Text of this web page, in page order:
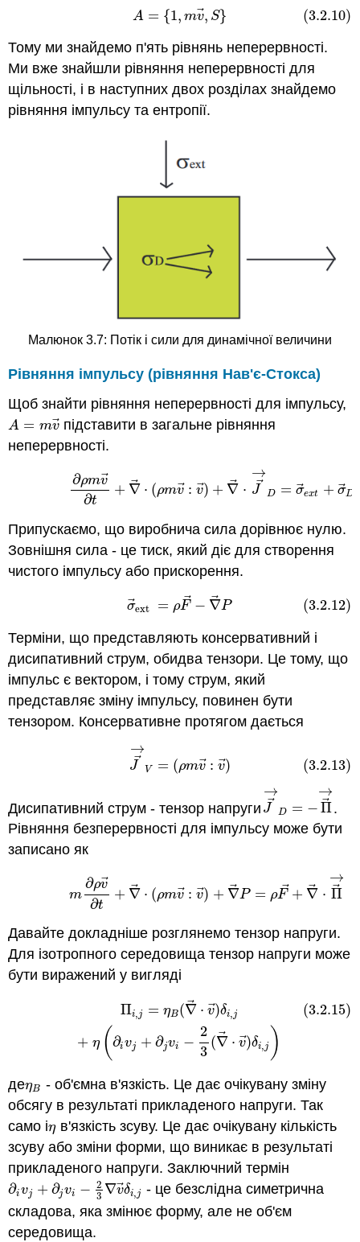
A = {1, mv⃗
, S} (3.2.10)
(3.2.10) A={1,m v→
Тому ми знайдемо п'ять рівнянь неперервності.
Ми вже знайшли рівняння неперервності для
щільності, і в наступних двох розділах знайдемо
рівняння імпульсу та ентропії.
Малюнок 3.7: Потік і сили для динамічної величини
Рівняння імпульсу (рівняння Нав'є-Стокса)
Щоб знайти рівняння неперервності для імпульсу,
A = mv
A=m v→підставити в загальне рівняння
неперервності.
∂ρmv⃗
∂t
+ ∇⃗ ⋅ (ρmv⃗ : v⃗
) + ∇⃗ ⋅ J ⃗
→
D = σ⃗
ext + σ⃗
D
ρmv→ ∇ →)+ ∇→
Припускаємо, що виробнича сила дорівнює нулю.
Зовнішня сила - це тиск, який діє для створення
чистого імпульсу або прискорення.
σ⃗
ext = ρF − ∇⃗P (3.2.12)
(3.2.12) σ →ext=ρF→−
Терміни, що представляють консервативний і
дисипативний струм, обидва тензори. Це тому, що
імпульс є вектором, і тому струм, який
представляє зміну імпульсу, повинен бути
тензором. Консервативне протягом дається
J ⃗
→
V = (ρmv⃗ : v⃗
) (3.2.13)
(3.2.13)J
Дисипативний струм - тензор напруги J
→
D = −Π⃗
→
J→→D=−Π→
.
Рівняння безперервності для імпульсу може бути
записано як
m
∂ρv⃗
∂t
+ ∇⃗ ⋅ (ρmv⃗ : v⃗
) + ∇⃗P = ρF ⃗+ ∇⃗ ⋅ Π⃗
→
ρv→ +∇ →) P= → +∇→
Давайте докладніше розглянемо тензор напруги.
Для ізотропного середовища тензор напруги може
бути виражений у вигляді
Πi,j = ηB(∇⃗ ⋅ v⃗
)δi,j
+ η (∂ivj + ∂jvi −
2
3
(∇⃗ ⋅ v⃗
)δi,j )
(3.2.15)
→⋅ v → )δi,j+η( ∂ivj+ ∂ →⋅v→ )δi
деηB
ηB - об'ємна в'язкість. Це дає очікувану зміну
обсягу в результаті прикладеного напруги. Так
само іη
η в'язкість зсуву. Це дає очікувану кількість
зсуву або зміни форми, що виникає в результаті
прикладеного напруги.Заключний термін
∂ivj + ∂jvi − 2
3 ∇v⃗
δi,j
∂ivj+∂j vi−2 3∇ v→δi,j
- це безслідна симетрична
складова, яка змінює форму, але не об'єм
середовища.